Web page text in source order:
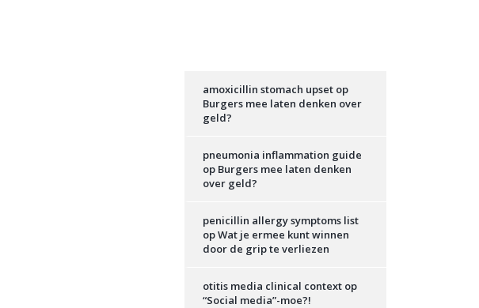
amoxicillin stomach upset op
Burgers mee laten denken over
geld?
pneumonia inflammation guide
op Burgers mee laten denken
over geld?
penicillin allergy symptoms list
opWat je ermee kunt winnen
door de grip te verliezen
otitis media clinical context op
“Social media”-moe?!